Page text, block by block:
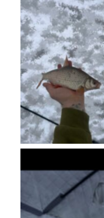
No Caption